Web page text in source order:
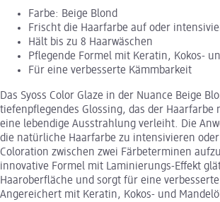
Farbe: Beige Blond
Frischt die Haarfarbe auf oder
Hält bis zu 8 Haarwäschen
Pflegende Formel mit Keratin, Kokos-
Für eine verbesserte Kämmbarkeit
Das Syoss Color Glaze in der Nuance Beige
tiefenpflegendes Glossing, das der Haarfarbe
eine lebendige Ausstrahlung verleiht. Die
die natürliche Haarfarbe zu intensivieren
Coloration zwischen zwei Färbeterminen
innovative Formel mit Laminierungs-Effekt
Haaroberfläche und sorgt für eine
Angereichert mit Keratin, Kokos- und